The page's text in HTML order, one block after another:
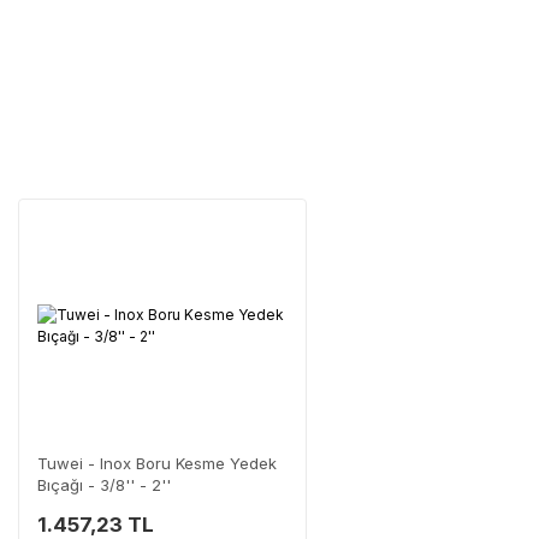
Tüm
Tuwei - Inox Boru Kesme Yedek
Bıçağı - 3/8'' - 2''
1.457,23 TL